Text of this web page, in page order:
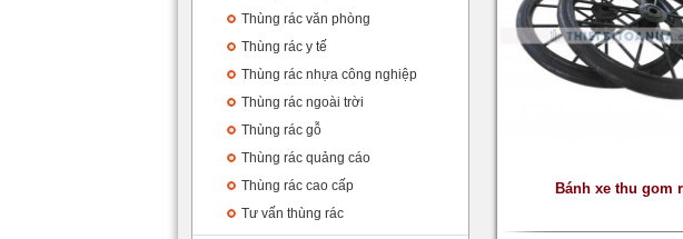
Thùng rác văn phòng
Thùng rác y tế
Thùng rác nhựa công nghiệp
Thùng rác ngoài trời
Thùng rác gỗ
Thùng rác quảng cáo
Thùng rác cao cấp
Tư vấn thùng rác
Bánh xe thu gom